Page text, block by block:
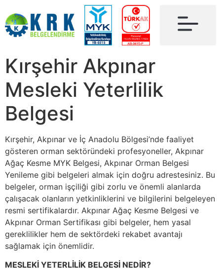
Kırşehir Akpınar
Mesleki Yeterlilik
Belgesi
Kırşehir, Akpınar ve İç Anadolu Bölgesi’nde faaliyet
gösteren orman sektöründeki profesyoneller, Akpınar
Ağaç Kesme MYK Belgesi, Akpınar Orman Belgesi
Yenileme gibi belgeleri almak için doğru adrestesiniz. Bu
belgeler, orman işçiliği gibi zorlu ve önemli alanlarda
çalışacak olanların yetkinliklerini ve bilgilerini belgeleyen
resmi sertifikalardır. Akpınar Ağaç Kesme Belgesi ve
Akpınar Orman Sertifikası gibi belgeler, hem yasal
gereklilikler hem de sektördeki rekabet avantajı
sağlamak için önemlidir.
MESLEKİ YETERLİLİK BELGESİ NEDİR?